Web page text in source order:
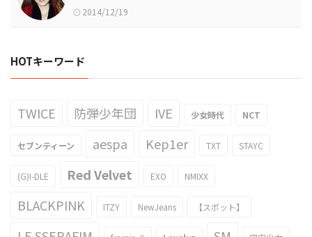
2014/12/19
HOTキーワード
TWICE 防弾少年団 IVE 少女時代 NCT
セブンティーン aespa Kep1er TXT STAYC
(G)I-DLE Red Velvet EXO NMIXX
BLACKPINK ITZY NewJeans 【スポット】